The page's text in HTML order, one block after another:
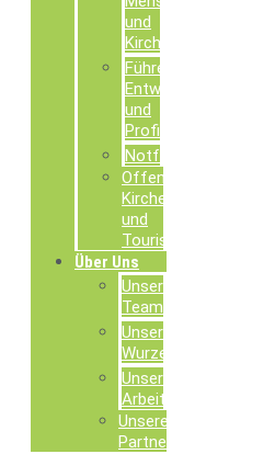
und
Kirche
Führen,
Entwickeln
und
Profilieren
Notfallseelsorge
Offene
Kirchen
und
Tourismusseelsorge
Über Uns
Unser
Team
Unsere
Wurzeln
Unsere
Arbeit
Unsere
Partner